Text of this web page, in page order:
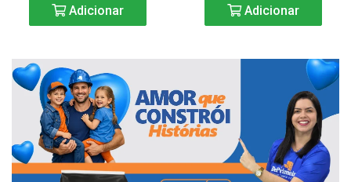
Adicionar Adicionar